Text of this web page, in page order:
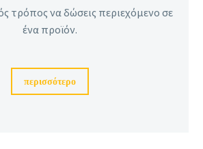
τρόπος να δώσεις περιεχόμενο σε
ένα προϊόν.
περισσότερο